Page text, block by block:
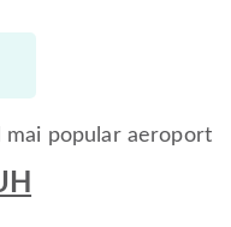
mai popular aeroport